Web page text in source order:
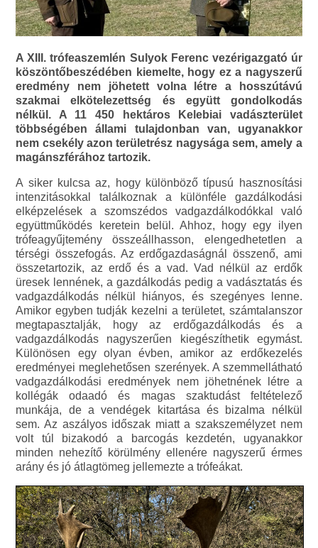
A XIII. trófeaszemlén Sulyok Ferenc vezérigazgató úr
köszöntőbeszédében kiemelte, hogy ez a nagyszerű
eredmény nem jöhetett volna létre a hosszútávú
szakmai elkötelezettség és együtt gondolkodás
nélkül. A 11 450 hektáros Kelebiai vadászterület
többségében állami tulajdonban van, ugyanakkor
nem csekély azon területrész nagysága sem, amely a
magánszférához tartozik.
A siker kulcsa az, hogy különböző típusú hasznosítási
intenzitásokkal találkoznak a különféle gazdálkodási
elképzelések a szomszédos vadgazdálkodókkal való
együttműködés keretein belül. Ahhoz, hogy egy ilyen
trófeagyűjtemény összeállhasson, elengedhetetlen a
térségi összefogás. Az erdőgazdaságnál összenő, ami
összetartozik, az erdő és a vad. Vad nélkül az erdők
üresek lennének, a gazdálkodás pedig a vadásztatás és
vadgazdálkodás nélkül hiányos, és szegényes lenne.
Amikor egyben tudják kezelni a területet, számtalanszor
megtapasztalják, hogy az erdőgazdálkodás és a
vadgazdálkodás nagyszerűen kiegészíthetik egymást.
Különösen egy olyan évben, amikor az erdőkezelés
eredményei meglehetősen szerények. A szemmellátható
vadgazdálkodási eredmények nem jöhetnének létre a
kollégák odaadó és magas szaktudást feltételező
munkája, de a vendégek kitartása és bizalma nélkül
sem. Az aszályos időszak miatt a szakszemélyzet nem
volt túl bizakodó a barcogás kezdetén, ugyanakkor
minden nehezítő körülmény ellenére nagyszerű érmes
arány és jó átlagtömeg jellemezte a trófeákat.